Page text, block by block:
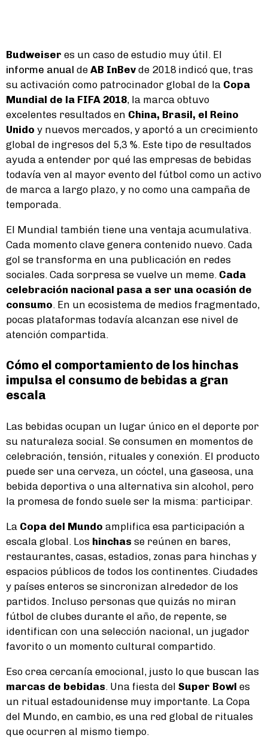
Budweiser es un caso de estudio muy útil. El
informe anual de AB InBev de 2018 indicó que, tras
su activación como patrocinador global de la Copa
Mundial de la FIFA 2018, la marca obtuvo
excelentes resultados en China, Brasil, el Reino
Unido y nuevos mercados, y aportó a un crecimiento
global de ingresos del 5,3 %. Este tipo de resultados
ayuda a entender por qué las empresas de bebidas
todavía ven al mayor evento del fútbol como un activo
de marca a largo plazo, y no como una campaña de
temporada.
El Mundial también tiene una ventaja acumulativa.
Cada momento clave genera contenido nuevo. Cada
gol se transforma en una publicación en redes
sociales. Cada sorpresa se vuelve un meme. Cada
celebración nacional pasa a ser una ocasión de
consumo . En un ecosistema de medios fragmentado,
pocas plataformas todavía alcanzan ese nivel de
atención compartida.
Cómo el comportamiento de los hinchas
impulsa el consumo de bebidas a gran
escala
Las bebidas ocupan un lugar único en el deporte por
su naturaleza social. Se consumen en momentos de
celebración, tensión, rituales y conexión. El producto
puede ser una cerveza, un cóctel, una gaseosa, una
bebida deportiva o una alternativa sin alcohol, pero
la promesa de fondo suele ser la misma: participar.
La Copa del Mundo amplifica esa participación a
escala global. Los hinchas se reúnen en bares,
restaurantes, casas, estadios, zonas para hinchas y
espacios públicos de todos los continentes. Ciudades
y países enteros se sincronizan alrededor de los
partidos. Incluso personas que quizás no miran
fútbol de clubes durante el año, de repente, se
identifican con una selección nacional, un jugador
favorito o un momento cultural compartido.
Eso crea cercanía emocional, justo lo que buscan las
marcas de bebidas . Una fiesta del Super Bowl es
un ritual estadounidense muy importante. La Copa
del Mundo, en cambio, es una red global de rituales
que ocurren al mismo tiempo.